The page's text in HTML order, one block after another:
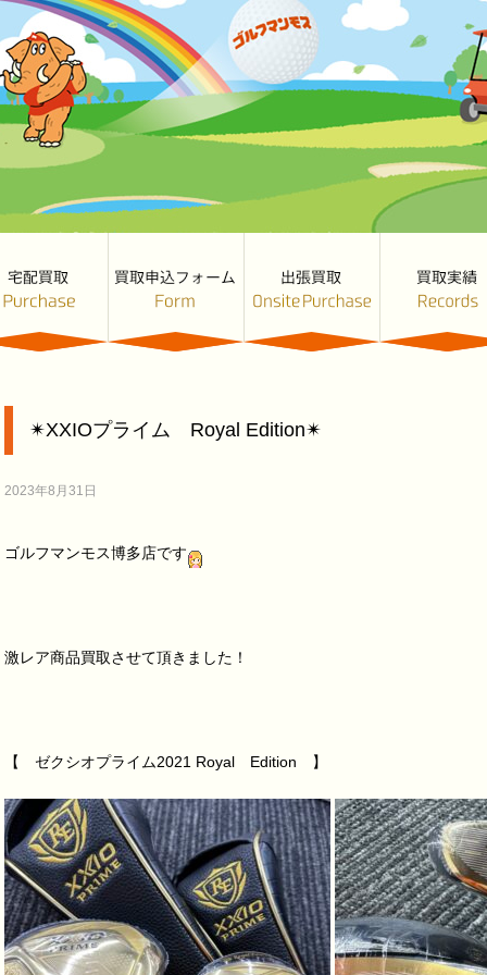
✴︎XXIOプライム Royal Edition✴︎
2023年8月31日
ゴルフマンモス博多店です
激レア商品買取させて頂きました！
【 ゼクシオプライム2021 Royal Edition 】